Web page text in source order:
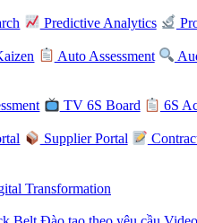
Predictive Analytics
Auto Assessment
TV 6S Board
6S
Supplier Portal
Transformation